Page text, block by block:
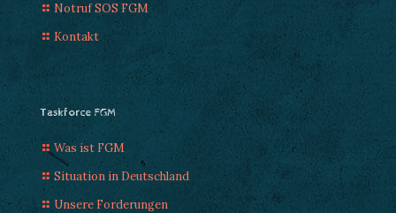
Notruf SOS FGM
Kontakt
Taskforce FGM
Was ist FGM
Situation in Deutschland
Unsere Forderungen